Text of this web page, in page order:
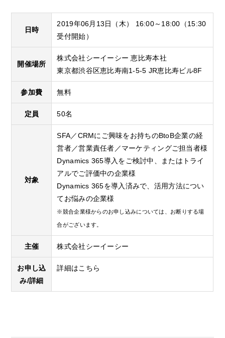
日時
2019年06月13日（木） 16:00～18:00（15:30
受付開始）
開催場所
株式会社シーイーシー 恵比寿本社
東京都渋谷区恵比寿南1-5-5 JR恵比寿ビル8F
参加費 無料
定員 50名
対象
SFA／CRMにご興味をお持ちのBtoB企業の経
営者／営業責任者／マーケティングご担当者様
Dynamics 365導入をご検討中、またはトライ
アルでご評価中の企業様
Dynamics 365を導入済みで、活用方法につい
てお悩みの企業様
※競合企業様からのお申し込みについては、お断りする場
合がございます。
主催 株式会社シーイーシー
お申し込
み/詳細
詳細はこちら